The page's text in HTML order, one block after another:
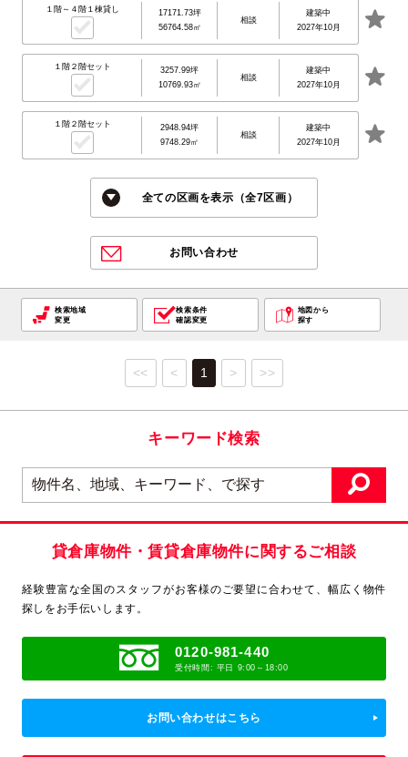
１階～４階１棟貸し
17171.73坪
56764.58㎡
相談
建築中
2027年10月
１階２階セット
3257.99坪
10769.93㎡
相談
建築中
2027年10月
１階２階セット
2948.94坪
9748.29㎡
相談
建築中
2027年10月
全ての区画を表示（全7区画）
お問い合わせ
検索地域
変更
検索条件
確認変更
地図から
探す
<< < 1 > >>
キーワード検索
貸倉庫物件・賃貸倉庫物件に関するご相談
経験豊富な全国のスタッフがお客様のご要望に合わせて、 幅広く物件
探しをお手伝いします。
0120-981-440
受付時間: 平日 9:00～18:00
お問い合わせはこちら